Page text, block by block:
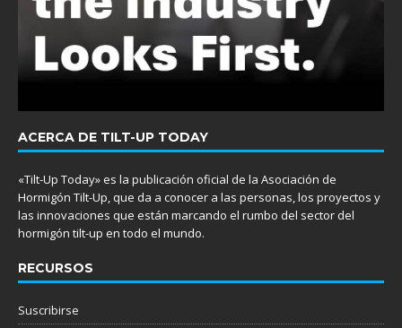
ACERCA DE TILT-UP TODAY
«Tilt-Up Today» es la publicación oficial de la Asociación de
Hormigón Tilt-Up, que da a conocer a las personas, los proyectos y
las innovaciones que están marcando el rumbo del sector del
hormigón tilt-up en todo el mundo.
RECURSOS
Suscribirse